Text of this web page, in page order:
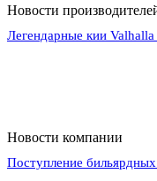
Новости
Легендарные кии
Новости компании
Поступление